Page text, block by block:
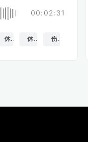
00:02:31
休息 休息室 伤心